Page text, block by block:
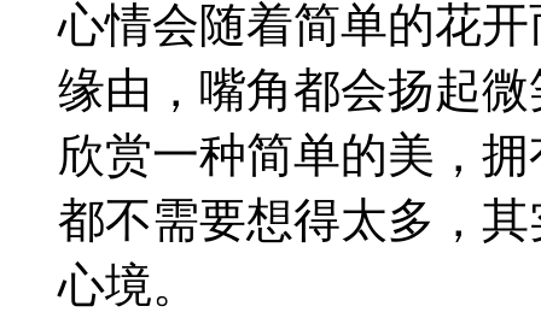
心情会随着简单的花
缘由，嘴角都会扬起
欣赏一种简单的美，
都不需要想得太多，
心境。